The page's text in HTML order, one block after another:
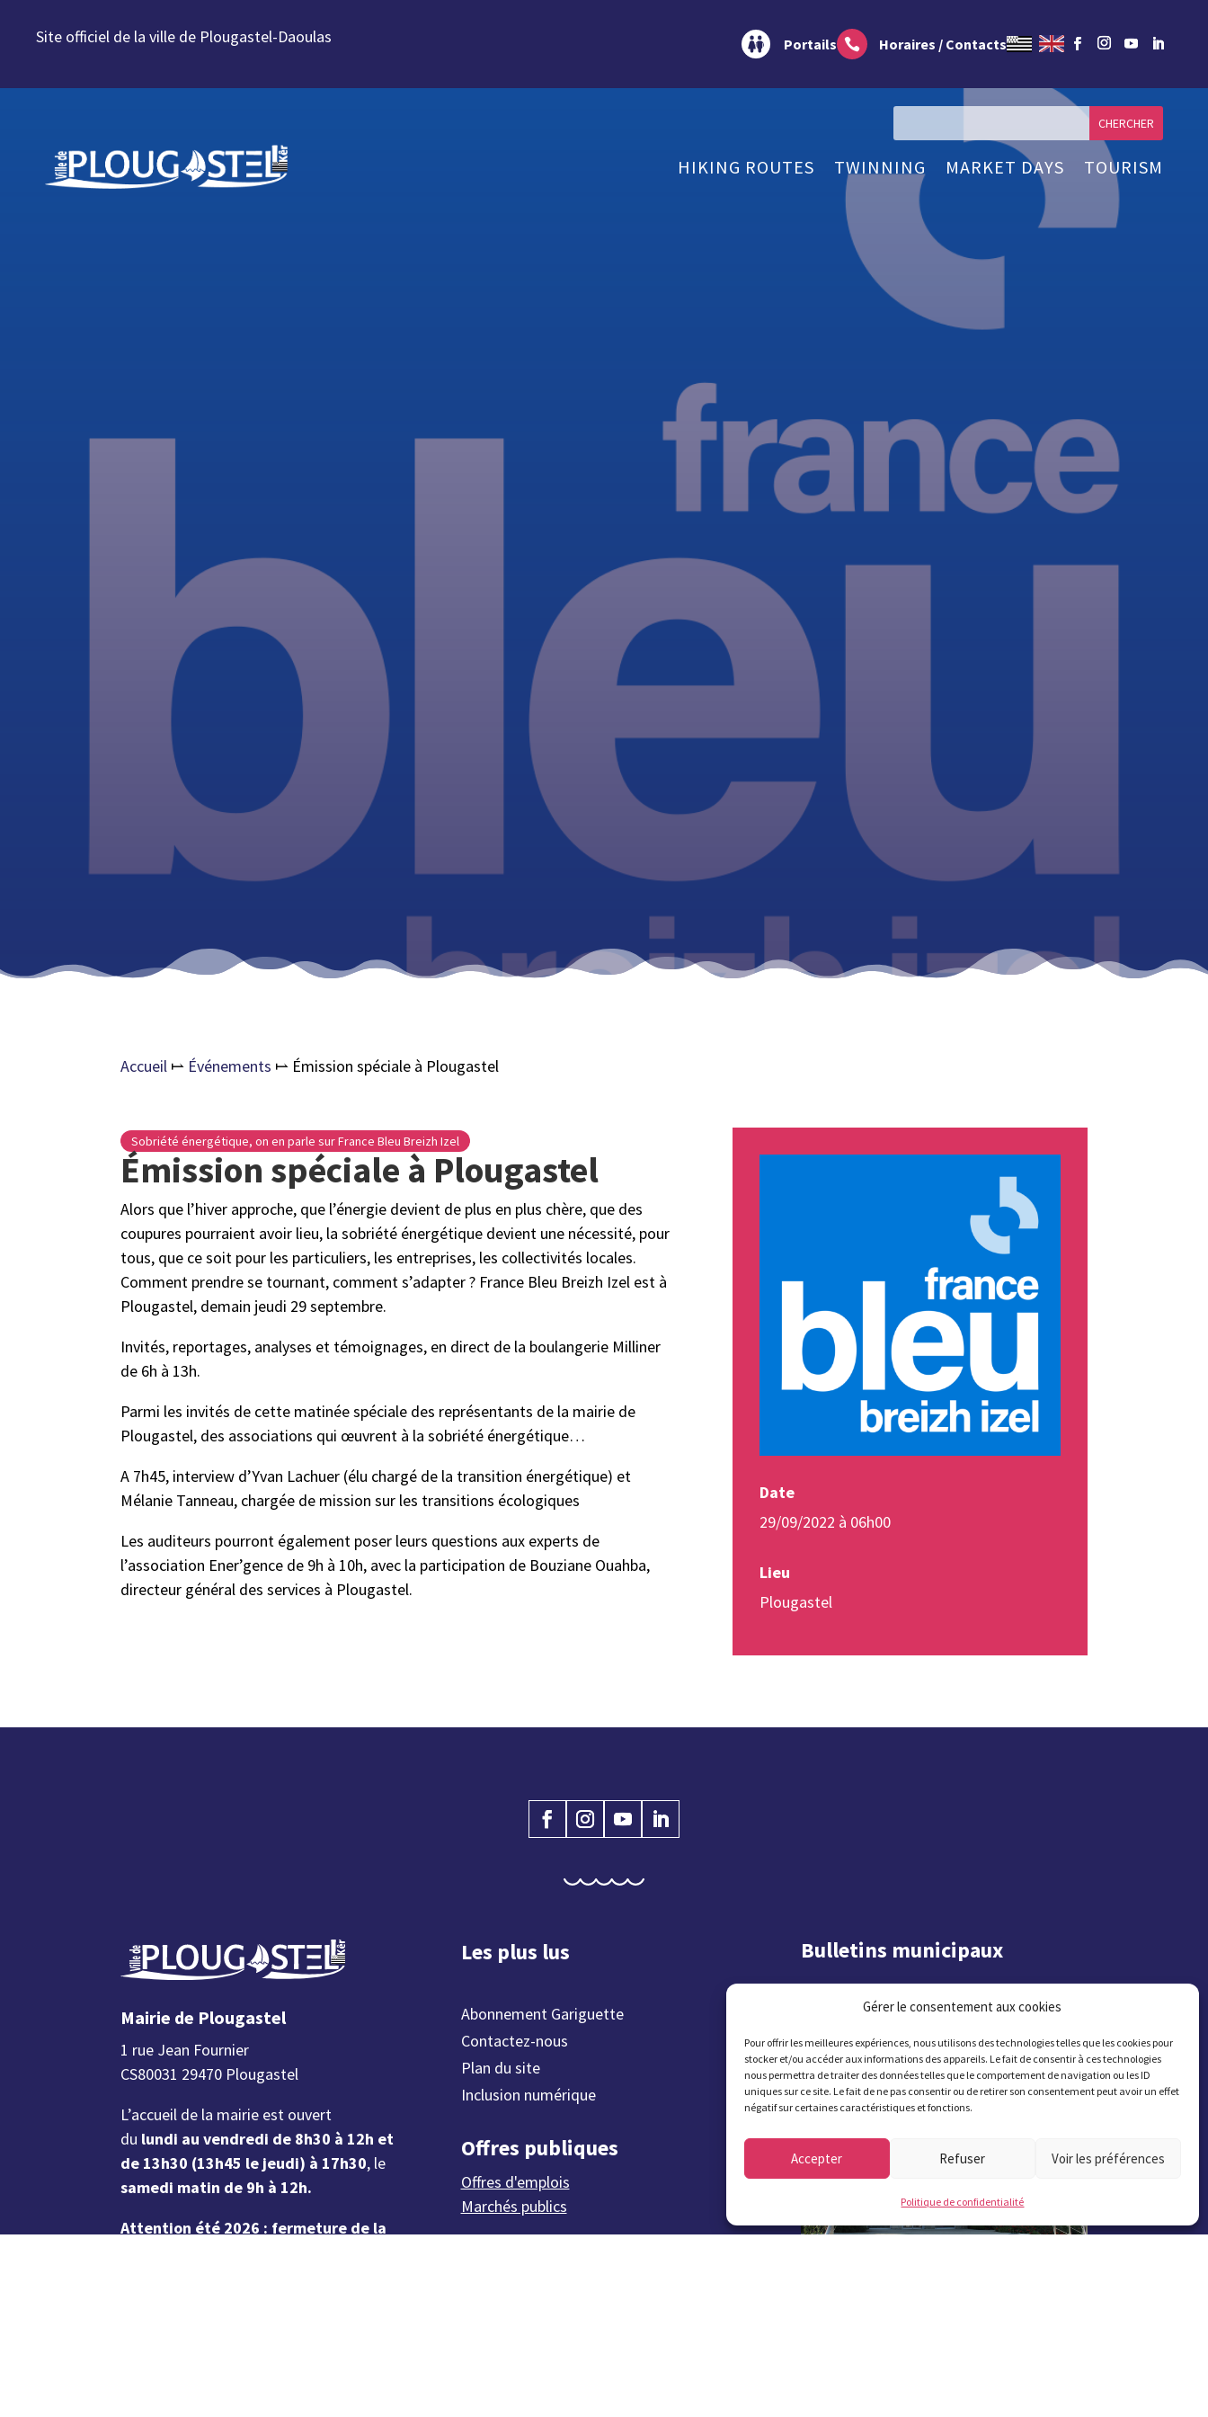
Gérer le consentement aux cookies
Pour offrir les meilleures expériences, nous utilisons des technologies telles que les cookies pour
stocker et/ou accéder aux informations des appareils. Le fait de consentir à ces technologies
nous permettra de traiter des données telles que le comportement de navigation ou les ID
uniques sur ce site. Le fait de ne pas consentir ou de retirer son consentement peut avoir un effet
négatif sur certaines caractéristiques et fonctions.
Accepter Refuser Voir les préférences
Politique de confidentialité
Aller à la navigation
Site officiel de la ville de Plougastel-Daoulas Portails  Horaires / Contacts
HIKING ROUTES TWINNING MARKET DAYS TOURISM
Accueil ⥛ Événements ⥛ Émission spéciale à Plougastel
Sobriété énergétique, on en parle sur France Bleu Breizh Izel
Émission spéciale à Plougastel
Alors que l’hiver approche, que l’énergie devient de plus en plus chère, que des
coupures pourraient avoir lieu, la sobriété énergétique devient une nécessité, pour
tous, que ce soit pour les particuliers, les entreprises, les collectivités locales.
Comment prendre se tournant, comment s’adapter ? France Bleu Breizh Izel est à
Plougastel, demain jeudi 29 septembre.
Invités, reportages, analyses et témoignages, en direct de la boulangerie Milliner
de 6h à 13h.
Parmi les invités de cette matinée spéciale des représentants de la mairie de
Plougastel, des associations qui œuvrent à la sobriété énergétique…
A 7h45, interview d’Yvan Lachuer (élu chargé de la transition énergétique) et
Mélanie Tanneau, chargée de mission sur les transitions écologiques
Les auditeurs pourront également poser leurs questions aux experts de
l’association Ener’gence de 9h à 10h, avec la participation de Bouziane Ouahba,
directeur général des services à Plougastel.
Date
29/09/2022 à 06h00
Lieu
Plougastel
Mairie de Plougastel
1 rue Jean Fournier
CS80031 29470 Plougastel
L’accueil de la mairie est ouvert
du lundi au vendredi de 8h30 à 12h et
de 13h30 (13h45 le jeudi) à 17h30, le
samedi matin de 9h à 12h.
Attention été 2026 : fermeture de la
Les plus lus
Abonnement Gariguette
Contactez-nous
Plan du site
Inclusion numérique
Offres publiques
Offres d'emplois
Marchés publics
Bulletins municipaux
S'abonner